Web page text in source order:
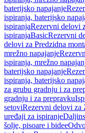
baterijsko napajanje
ispiranja, baterijsko
ispiranjaRezervni delovi
ispiranjaBasicRezervni
delovi za Predzidna
mrežno napajanje
ispiranja, mrežno
baterijsko napajanje
ispiranja, baterijsko
za grubu gradnju i za
gradnju i za prepravku
setoviRezervni delovi za
uređaji za ispiranje
šolje, pisoare i bidee